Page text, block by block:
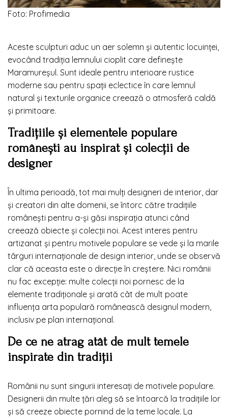
Foto: Profimedia
Aceste sculpturi aduc un aer solemn și autentic locuinței,
evocând tradiția lemnului cioplit care definește
Maramureșul. Sunt ideale pentru interioare rustice
moderne sau pentru spații eclectice în care lemnul
natural și texturile organice creează o atmosferă caldă
și primitoare.
Tradițiile și elementele populare
românești au inspirat și colecții de
designer
În ultima perioadă, tot mai mulți designeri de interior, dar
și creatori din alte domenii, se întorc către tradițiile
românești pentru a-și găsi inspirația atunci când
creează obiecte și colecții noi. Acest interes pentru
artizanat și pentru motivele populare se vede și la marile
târguri internaționale de design interior, unde se observă
clar că aceasta este o direcție în creștere. Nici românii
nu fac excepție: multe colecții noi pornesc de la
elemente tradiționale și arată cât de mult poate
influența arta populară românească designul modern,
inclusiv pe plan internațional.
De ce ne atrag atât de mult temele
inspirate din tradiții
Românii nu sunt singurii interesați de motivele populare.
Designerii din multe țări aleg să se întoarcă la tradițiile lor
și să creeze obiecte pornind de la teme locale. La